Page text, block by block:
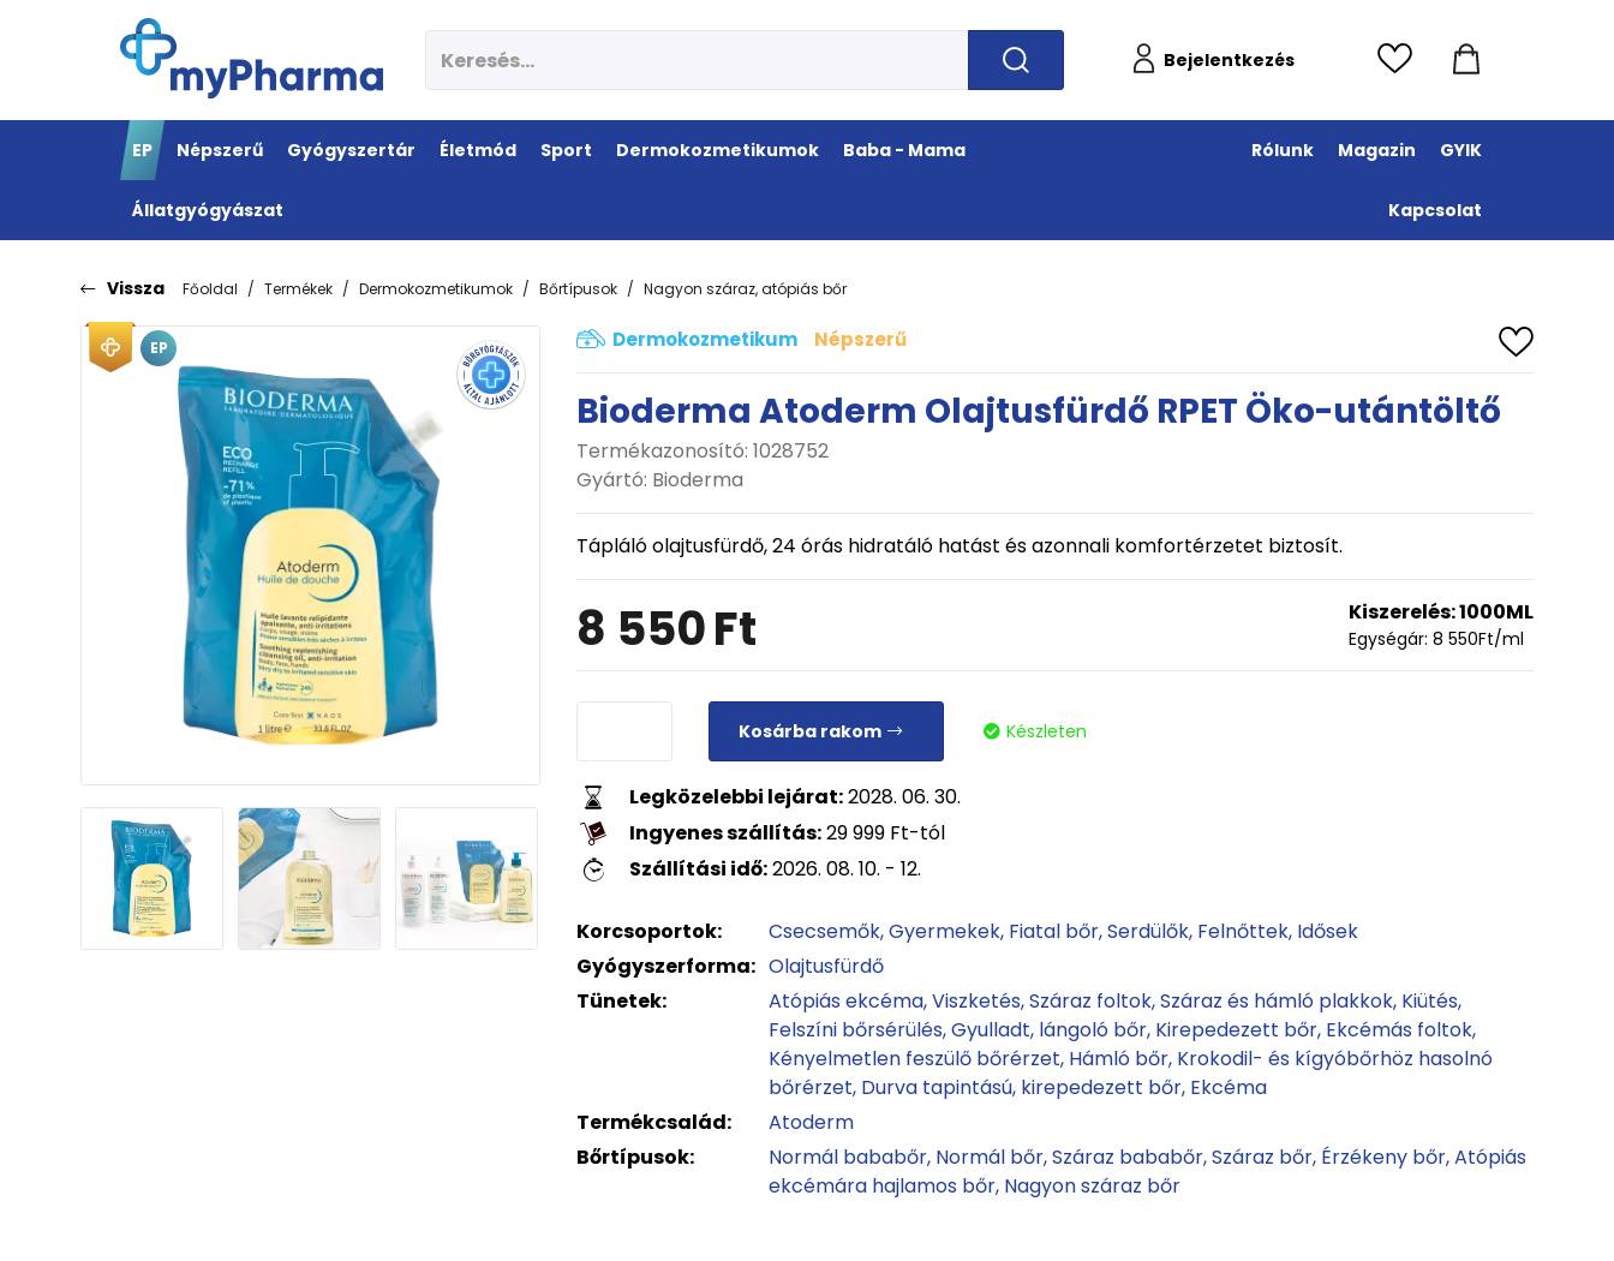
Bejelentkezés
EP Népszerű Gyógyszertár Életmód Sport Dermokozmetikumok Baba - Mama
Állatgyógyászat
Rólunk Magazin GYIK
Kapcsolat
Vissza Főoldal Termékek Dermokozmetikumok Bőrtípusok Nagyon száraz, atópiás bőr
EP Dermokozmetikum Népszerű
Bioderma Atoderm Olajtusfürdő RPET Öko-utántöltő
Termékazonosító: 1028752
Gyártó: Bioderma
Tápláló olajtusfürdő, 24 órás hidratáló hatást és azonnali komfortérzetet biztosít.
8 550Ft Kiszerelés:1000ML
Egységár: 8 550Ft/ml
Kosárba rakom Készleten
Legközelebbi lejárat:2028. 06. 30.
Ingyenes szállítás:29 999 Ft-tól
Szállítási idő:2026. 08. 10. - 12.
Korcsoportok: Csecsemők Gyermekek Fiatal bőr Serdülők Felnőttek Idősek
Gyógyszerforma: Olajtusfürdő
Tünetek:
Atópiás ekcéma Viszketés Száraz foltok Száraz és hámló plakkok Kiütés
Felszíni bőrsérülés Gyulladt, lángoló bőr Kirepedezett bőr Ekcémás foltok
Kényelmetlen feszülő bőrérzet Hámló bőr Krokodil- és kígyóbőrhöz hasolnó
bőrérzet Durva tapintású, kirepedezett bőr Ekcéma
Termékcsalád:
Atoderm
Bőrtípusok:
Normál bababőr Normál bőr Száraz bababőr Száraz bőr Érzékeny bőr Atópiás
ekcémára hajlamos bőr Nagyon száraz bőr